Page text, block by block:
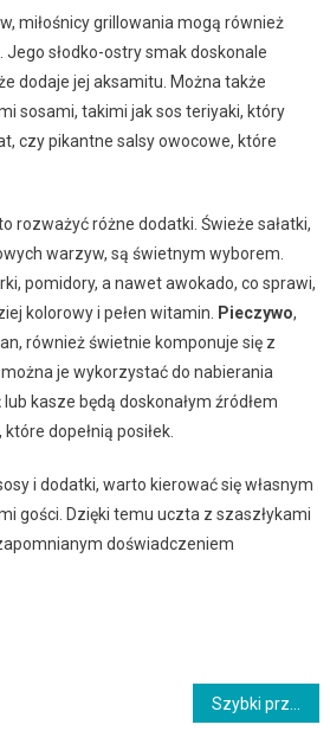
miłośnicy grillowania mogą również
. Jego słodko-ostry smak doskonale
dodaje jej aksamitu. Można także
sosami, takimi jak sos teriyaki, który
czy pikantne salsy owocowe, które
rozważyć różne dodatki. Świeże sałatki,
warzyw, są świetnym wyborem.
pomidory, a nawet awokado, co sprawi,
kolorowy i pełen witamin.
Pieczywo,
również świetnie komponuje się z
je wykorzystać do nabierania
lub kasze będą doskonałym źródłem
dopełnią posiłek.
i dodatki, warto kierować się własnym
gości. Dzięki temu uczta z szaszłykami
doświadczeniem